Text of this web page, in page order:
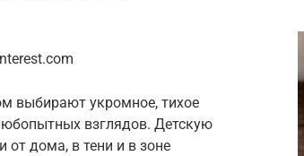
выбирают укромное, тихое
взглядов. Детскую
от дома, в тени и в зоне